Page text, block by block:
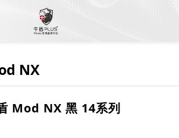
NX
Mod NX 黑 14系列